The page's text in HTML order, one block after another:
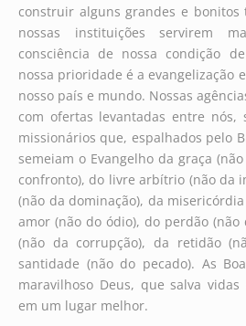
construir alguns grandes e
nossas instituições servirem
consciência de nossa condição
nossa prioridade é a evangelização
nosso país e mundo. Nossas
com ofertas levantadas entre nós,
missionários que, espalhados pelo
semeiam o Evangelho da graça
confronto), do livre arbítrio (não da
(não da dominação), da
amor (não do ódio), do perdão (não
(não da corrupção), da retidão
santidade (não do pecado). As
maravilhoso Deus, que salva
em um lugar melhor.